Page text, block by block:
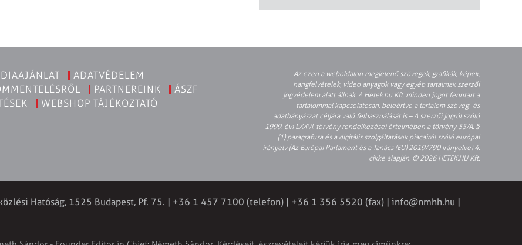
ADATVÉDELEM
PARTNEREINK
ÁSZF
WEBSHOP TÁJÉKOZTATÓ
Az ezen a weboldalon megjelenő szövegek, grafikák, képek,
hangfelvételek, video anyagok vagy egyéb tartalmak szerzői
jogvédelem alatt állnak. A Hetek.hu Kft. minden jogot fenntart a
tartalommal kapcsolatosan, beleértve a tartalom szöveg- és
adatbányászat céljára való felhasználását is – A szerzői jogról szóló
1999. évi LXXVI. törvény rendelkezései értelmében a törvény 35/A. §
(1) paragrafusa és a digitális szolgáltatások piacairól szóló európai
irányelv (Az Európai Parlament és a Tanács (EU) 2019/790 Irányelve) 4.
cikke alapján. © 2026 HETEK.HU Kft.
Hatóság, 1525 Budapest, Pf. 75. | +36 1 457 7100 (telefon) | +36 1 356 5520 (fax) | info@nmhh.hu